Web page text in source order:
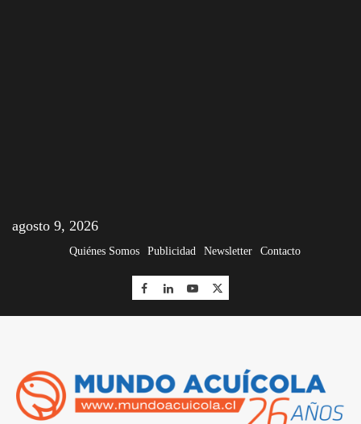
agosto 9, 2026
Quiénes Somos Publicidad Newsletter Contacto